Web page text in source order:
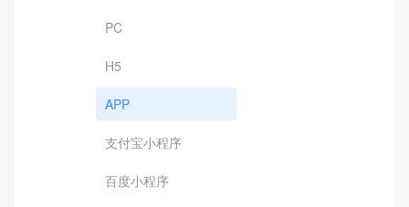
PC
H5
APP
支付宝小程序
百度小程序